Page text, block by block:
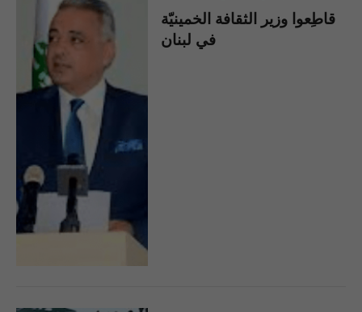
قاطِعوا وزير الثقافة الخمينيّة
في لبنان